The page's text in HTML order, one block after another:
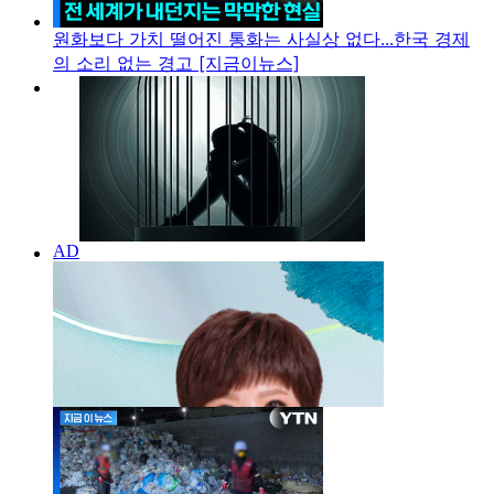
원화보다 가치 떨어진 통화는 사실상 없다...한국 경제
의 소리 없는 경고 [지금이뉴스]